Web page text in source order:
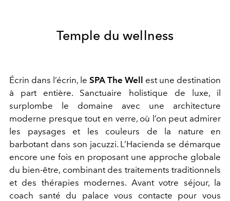
Temple du wellness
Écrin dans l’écrin, le SPA The Well est une destination
à part entière. Sanctuaire holistique de luxe, il
surplombe le domaine avec une architecture
moderne presque tout en verre, où l’on peut admirer
les paysages et les couleurs de la nature en
barbotant dans son jacuzzi. L’Hacienda se démarque
encore une fois en proposant une approche globale
du bien-être, combinant des traitements traditionnels
et des thérapies modernes. Avant votre séjour, la
coach santé du palace vous contacte pour vous